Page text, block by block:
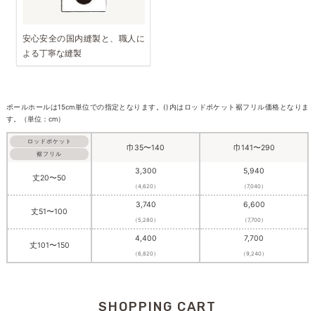
安心安全の国内縫製と、職人に
よる丁寧な縫製
ポールホールは15cm単位での指定となります。()内はロッドポケット裾フリル価格となりま
す。（単位：cm）
ロッドポケット
裾フリル
巾35〜140 巾141〜290
丈20〜50
3,300
（4,620）
5,940
（7,040）
丈51〜100
3,740
（5,280）
6,600
（7,700）
丈101〜150
4,400
（6,820）
7,700
（9,240）
SHOPPING CART